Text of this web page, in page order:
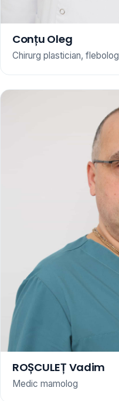
Conțu Oleg
Chirurg plastician, flebolog
ROȘCULEȚ Vadim
Medic mamolog